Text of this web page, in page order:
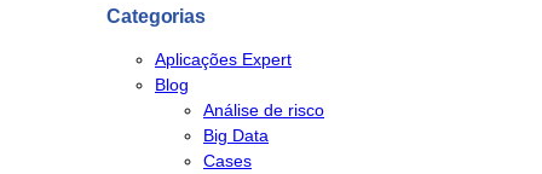
Categorias
Aplicações Expert
Blog
Análise de risco
Big Data
Cases